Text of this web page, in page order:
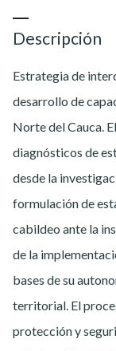
Descripción
Estrategia de
desarrollo de
Norte del Cauca.
diagnósticos de
desde la
formulación de
cabildeo ante la
de la
bases de su
territorial. El
protección y